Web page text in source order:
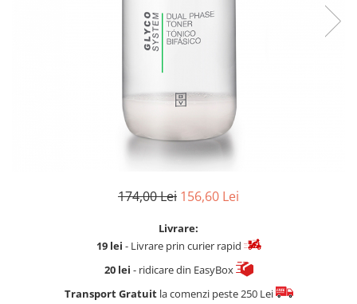
Gel pentru sprancene
Palete Contouring
Pensule Profesionale
Aur Cosmetic
174,00 Lei 156,60 Lei
Livrare:
19 lei - Livrare prin curier rapid
20 lei - ridicare din EasyBox
Transport Gratuitla comenzi peste 250 Lei